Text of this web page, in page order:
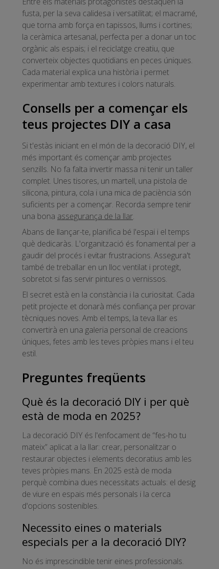
fusta, per la seva calidesa i versatilitat; el macramé,
que torna amb força en tapissos, llums i cortines;
la ceràmica artesanal, perfecta per a donar un toc
orgànic als espais; i el reciclatge creatiu, que
converteix objectes quotidians en peces úniques.
Cada material explica una història i permet
experimentar amb textures i colors naturals.
Consells per a començar els
teus projectes DIY a casa
Si t'estàs iniciant en el món de la decoració DIY, el
més important és començar amb projectes
senzills. No fa falta invertir massa ni tenir un taller
complet. Unes tisores, un martell, una pistola de
silicona, pintura, cola i una mica de paciència són
suficients per a començar. Recorda sempre tenir
una bona assegurança de la llar.
Abans de llançar-te, planifica bé l'espai i el temps
què dedicaràs. L'organització és fonamental per a
gaudir del procés i evitar frustracions. Assegura't
també de treballar en un lloc ventilat i protegit,
sobretot si fas servir pintures o vernissos.
El secret està en la constància i la curiositat. Cada
petit projecte et donarà més confiança per provar
tècniques noves. Amb el temps, la teva llar es
convertirà en una galeria personal de creacions
úniques, fetes amb les teves pròpies mans i el teu
estil.
Preguntes freqüents
Què és la decoració DIY i per què
està de moda en 2025?
La decoració DIY és l'enfocament de “fes-ho tu
mateix” aplicat a la llar: crear, personalitzar o
restaurar objectes i elements decoratius amb les
teves pròpies mans. En 2025 està de moda
perquè combina dues necessitats actuals: el desig
de viure en espais més personals i la cerca
d'opcions sostenibles.
Necessito eines o materials
especials per a la decoració DIY?
No és imprescindible tenir eines professionals.